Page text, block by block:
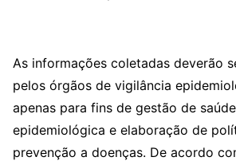
As informações coletadas deverão
pelos órgãos de vigilância
apenas para fins de gestão de
epidemiológica e elaboração de
prevenção a doenças. De acordo